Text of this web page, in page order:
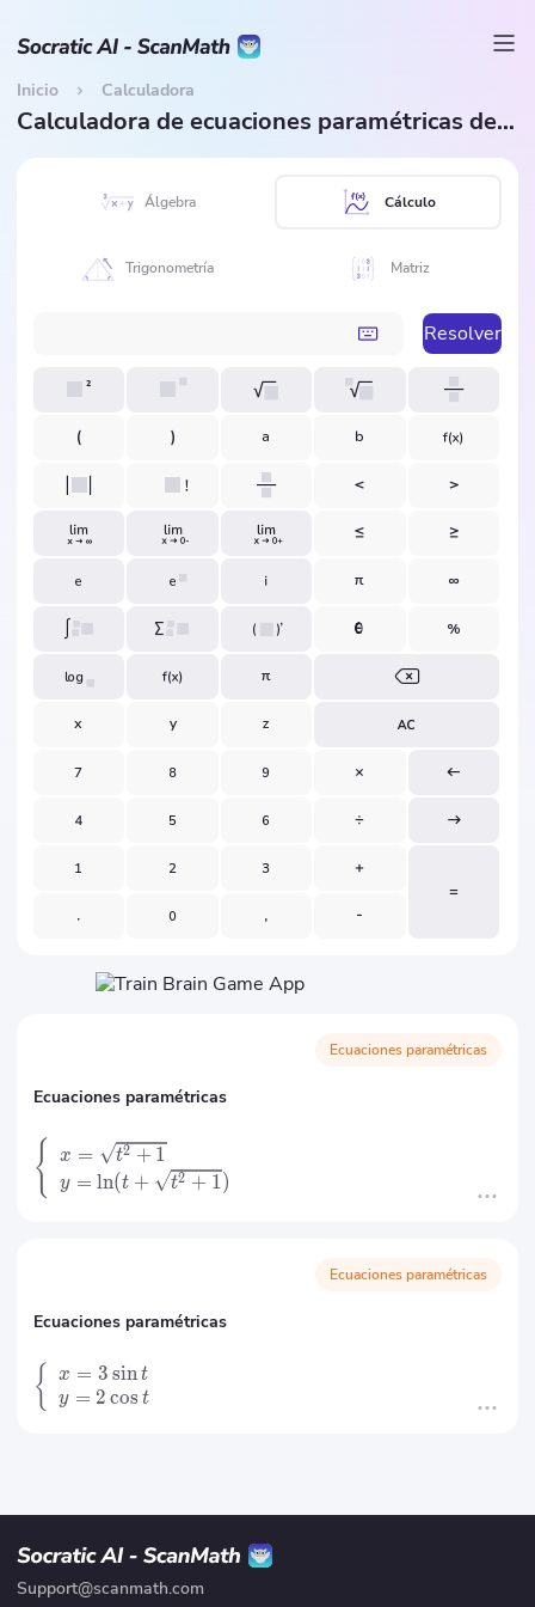
Inicio Calculadora
Calculadora de ecuaciones paramétricas de precálculo
Álgebra Cálculo
Trigonometría Matriz
Resolver
Ecuaciones paramétricas
Ecuaciones paramétricas
{ x = t2 + 1
y = ln(t + t2 + 1)
Ecuaciones paramétricas
Ecuaciones paramétricas
{ x = 3 sin t
y = 2 cos t
Support@scanmath.com